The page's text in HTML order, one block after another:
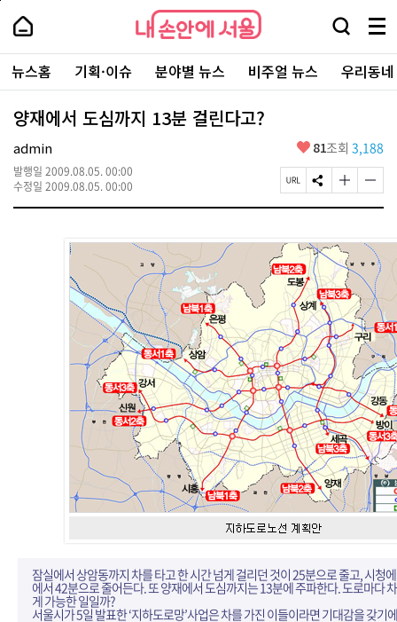
본
로
가
내
손
안
에
서
울
-
서
울
시
대
표
소
내
손
에
울
검
창
열
기
메
뉴
전
체
보
주
요
서
뉴스홈 기획·이슈 분야별 뉴스 비주얼 뉴스 우리동
양재에서 도심까지 13분 걸린다고?
admin
발행일 2009.08.05. 00:00
수정일 2009.08.05. 00:00
좋
요
81조회 3,188
페
이
R
L
복
사
S
N
유
하
기
글
자
크
게
변
경
하
기
글
자
작
게
변
경
하
기
잠실에서 상암동까지 차를 타고 한 시간 넘게 걸리던 것이 25분으로 줄고, 시청
에서 42분으로 줄어든다. 또 양재에서 도심까지는 13분에 주파한다. 도로마다
게 가능한 일일까?
서울시가 5일 발표한 ‘지하도로망’사업은 차를 가진 이들이라면 기대감을 갖기
페
상
단
로